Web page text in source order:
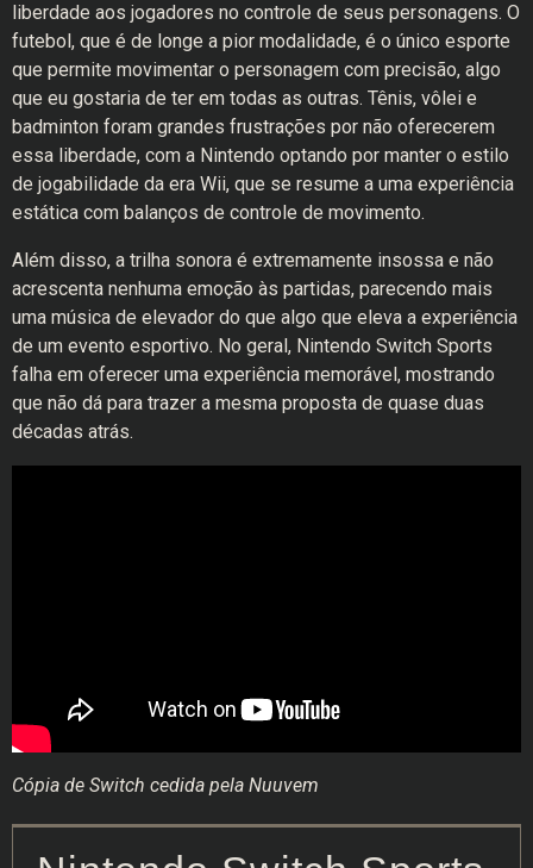
liberdade aos jogadores no controle de seus personagens. O
futebol, que é de longe a pior modalidade, é o único esporte
que permite movimentar o personagem com precisão, algo
que eu gostaria de ter em todas as outras. Tênis, vôlei e
badminton foram grandes frustrações por não oferecerem
essa liberdade, com a Nintendo optando por manter o estilo
de jogabilidade da era Wii, que se resume a uma experiência
estática com balanços de controle de movimento.
Além disso, a trilha sonora é extremamente insossa e não
acrescenta nenhuma emoção às partidas, parecendo mais
uma música de elevador do que algo que eleva a experiência
de um evento esportivo. No geral, Nintendo Switch Sports
falha em oferecer uma experiência memorável, mostrando
que não dá para trazer a mesma proposta de quase duas
décadas atrás.
Cópia de Switch cedida pela Nuuvem